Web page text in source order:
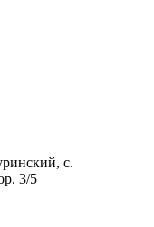
с.
3/5